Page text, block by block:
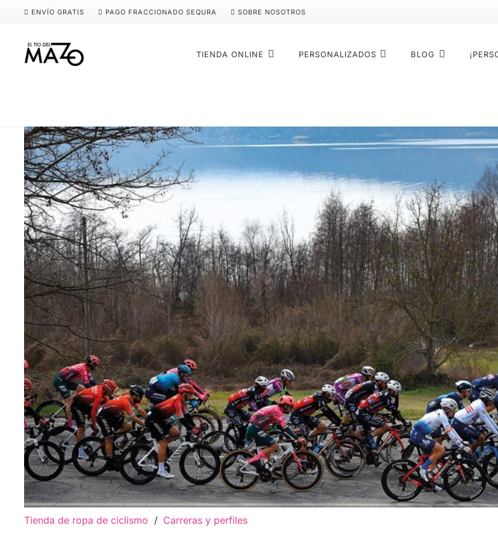
ENVÍO GRATIS PAGO FRACCIONADO SEQURA SOBRE NOSOTROS
TIENDA ONLINE PERSONALIZADOS BLOG
Tienda de ropa de ciclismo / Carreras y perfiles